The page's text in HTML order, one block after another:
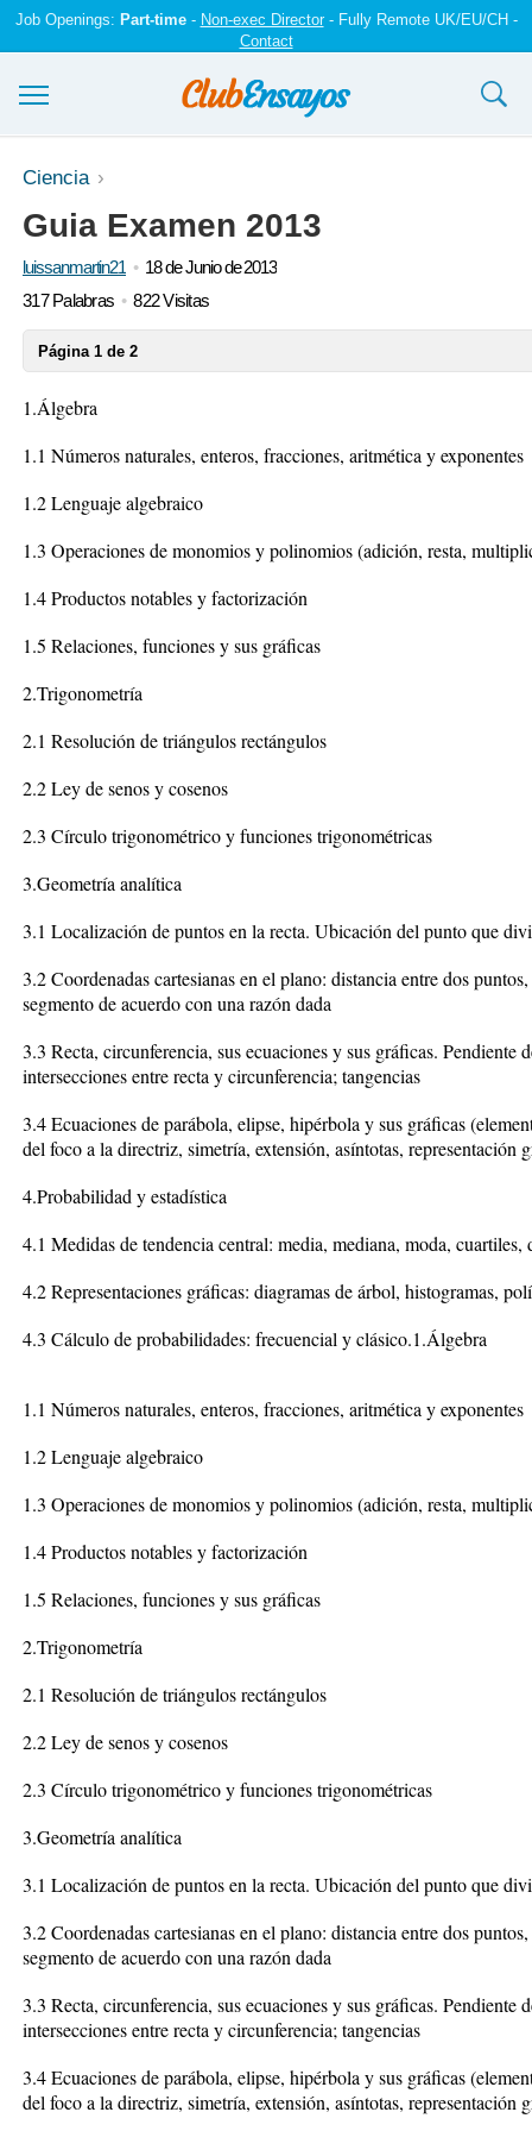
Job Openings: Part-time- Non-exec Director- Fully Remote UK/EU/CH -
Contact
Ensayos y trabajos
Registrarse
Iniciar sesión
Ciencia
Guia Examen 2013
luissanmartin21
18 de Junio de 2013
317 Palabras
822 Visitas
Página 1 de 2
1.Álgebra
1.1 Números naturales, enteros, fracciones, aritmética y exponentes
1.2 Lenguaje algebraico
1.3 Operaciones de monomios y polinomios (adición, resta,
1.4 Productos notables y factorización
1.5 Relaciones, funciones y sus gráficas
2.Trigonometría
2.1 Resolución de triángulos rectángulos
2.2 Ley de senos y cosenos
2.3 Círculo trigonométrico y funciones trigonométricas
3.Geometría analítica
3.1 Localización de puntos en la recta. Ubicación del punto que
3.2 Coordenadas cartesianas en el plano: distancia entre dos
segmento de acuerdo con una razón dada
3.3 Recta, circunferencia, sus ecuaciones y sus gráficas. Pendiente
intersecciones entre recta y circunferencia; tangencias
3.4 Ecuaciones de parábola, elipse, hipérbola y sus gráficas
del foco a la directriz, simetría, extensión, asíntotas, representación
4.Probabilidad y estadística
4.1 Medidas de tendencia central: media, mediana, moda, cuartiles,
4.2 Representaciones gráficas: diagramas de árbol, histogramas,
4.3 Cálculo de probabilidades: frecuencial y clásico.1.Álgebra
1.1 Números naturales, enteros, fracciones, aritmética y exponentes
1.2 Lenguaje algebraico
1.3 Operaciones de monomios y polinomios (adición, resta,
1.4 Productos notables y factorización
1.5 Relaciones, funciones y sus gráficas
2.Trigonometría
2.1 Resolución de triángulos rectángulos
2.2 Ley de senos y cosenos
2.3 Círculo trigonométrico y funciones trigonométricas
3.Geometría analítica
3.1 Localización de puntos en la recta. Ubicación del punto que
3.2 Coordenadas cartesianas en el plano: distancia entre dos
segmento de acuerdo con una razón dada
3.3 Recta, circunferencia, sus ecuaciones y sus gráficas. Pendiente
intersecciones entre recta y circunferencia; tangencias
3.4 Ecuaciones de parábola, elipse, hipérbola y sus gráficas
del foco a la directriz, simetría, extensión, asíntotas, representación